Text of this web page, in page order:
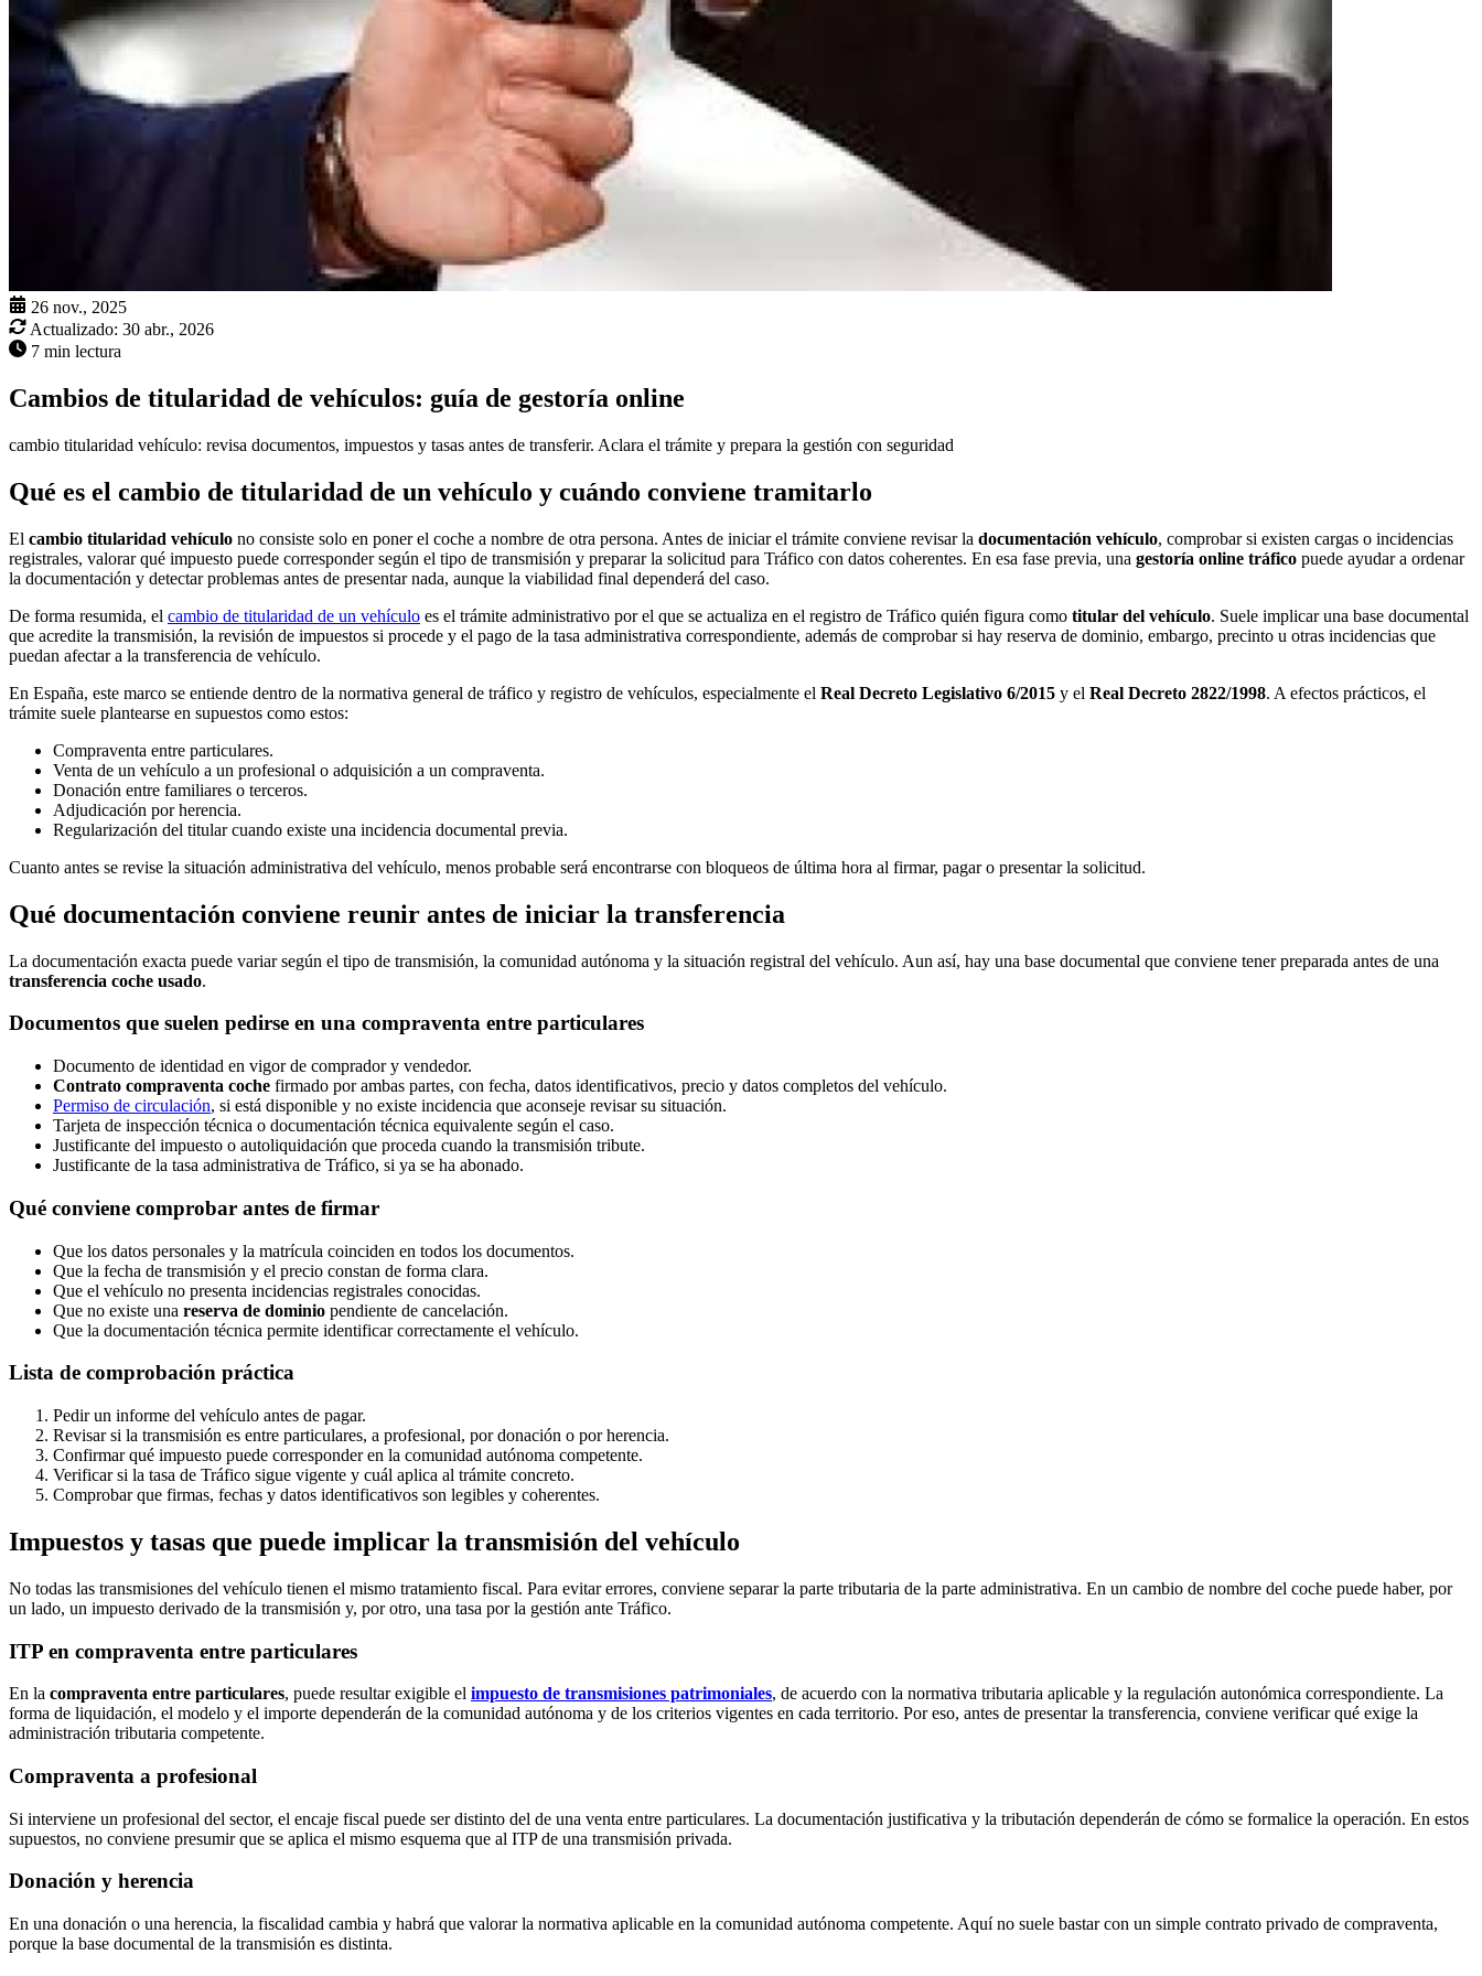
26 nov., 2025
Actualizado: 30 abr., 2026
7 min lectura
Cambios de titularidad de vehículos: guía de gestoría online
cambio titularidad vehículo: revisa documentos, impuestos y tasas antes de transferir. Aclara el trámite y prepara la gestión con seguridad
Qué es el cambio de titularidad de un vehículo y cuándo conviene tramitarlo
El cambio titularidad vehículo no consiste solo en poner el coche a nombre de otra persona. Antes de iniciar el trámite conviene revisar la documentación vehículo, comprobar si existen cargas o incidencias
registrales, valorar qué impuesto puede corresponder según el tipo de transmisión y preparar la solicitud para Tráfico con datos coherentes. En esa fase previa, una gestoría online tráfico puede ayudar a ordenar
la documentación y detectar problemas antes de presentar nada, aunque la viabilidad final dependerá del caso.
De forma resumida, el cambio de titularidad de un vehículo es el trámite administrativo por el que se actualiza en el registro de Tráfico quién figura como titular del vehículo. Suele implicar una base documental
que acredite la transmisión, la revisión de impuestos si procede y el pago de la tasa administrativa correspondiente, además de comprobar si hay reserva de dominio, embargo, precinto u otras incidencias que
puedan afectar a la transferencia de vehículo.
En España, este marco se entiende dentro de la normativa general de tráfico y registro de vehículos, especialmente el Real Decreto Legislativo 6/2015 y el Real Decreto 2822/1998. A efectos prácticos, el
trámite suele plantearse en supuestos como estos:
Compraventa entre particulares.
Venta de un vehículo a un profesional o adquisición a un compraventa.
Donación entre familiares o terceros.
Adjudicación por herencia.
Regularización del titular cuando existe una incidencia documental previa.
Cuanto antes se revise la situación administrativa del vehículo, menos probable será encontrarse con bloqueos de última hora al firmar, pagar o presentar la solicitud.
Qué documentación conviene reunir antes de iniciar la transferencia
La documentación exacta puede variar según el tipo de transmisión, la comunidad autónoma y la situación registral del vehículo. Aun así, hay una base documental que conviene tener preparada antes de una
transferencia coche usado.
Documentos que suelen pedirse en una compraventa entre particulares
Documento de identidad en vigor de comprador y vendedor.
Contrato compraventa coche firmado por ambas partes, con fecha, datos identificativos, precio y datos completos del vehículo.
Permiso de circulación, si está disponible y no existe incidencia que aconseje revisar su situación.
Tarjeta de inspección técnica o documentación técnica equivalente según el caso.
Justificante del impuesto o autoliquidación que proceda cuando la transmisión tribute.
Justificante de la tasa administrativa de Tráfico, si ya se ha abonado.
Qué conviene comprobar antes de firmar
Que los datos personales y la matrícula coinciden en todos los documentos.
Que la fecha de transmisión y el precio constan de forma clara.
Que el vehículo no presenta incidencias registrales conocidas.
Que no existe una reserva de dominio pendiente de cancelación.
Que la documentación técnica permite identificar correctamente el vehículo.
Lista de comprobación práctica
Pedir un informe del vehículo antes de pagar.
Revisar si la transmisión es entre particulares, a profesional, por donación o por herencia.
Confirmar qué impuesto puede corresponder en la comunidad autónoma competente.
Verificar si la tasa de Tráfico sigue vigente y cuál aplica al trámite concreto.
Comprobar que firmas, fechas y datos identificativos son legibles y coherentes.
Impuestos y tasas que puede implicar la transmisión del vehículo
No todas las transmisiones del vehículo tienen el mismo tratamiento fiscal. Para evitar errores, conviene separar la parte tributaria de la parte administrativa. En un cambio de nombre del coche puede haber, por
un lado, un impuesto derivado de la transmisión y, por otro, una tasa por la gestión ante Tráfico.
ITP en compraventa entre particulares
En la compraventa entre particulares, puede resultar exigible el impuesto de transmisiones patrimoniales, de acuerdo con la normativa tributaria aplicable y la regulación autonómica correspondiente. La
forma de liquidación, el modelo y el importe dependerán de la comunidad autónoma y de los criterios vigentes en cada territorio. Por eso, antes de presentar la transferencia, conviene verificar qué exige la
administración tributaria competente.
Compraventa a profesional
Si interviene un profesional del sector, el encaje fiscal puede ser distinto del de una venta entre particulares. La documentación justificativa y la tributación dependerán de cómo se formalice la operación. En estos
supuestos, no conviene presumir que se aplica el mismo esquema que al ITP de una transmisión privada.
Donación y herencia
En una donación o una herencia, la fiscalidad cambia y habrá que valorar la normativa aplicable en la comunidad autónoma competente. Aquí no suele bastar con un simple contrato privado de compraventa,
porque la base documental de la transmisión es distinta.